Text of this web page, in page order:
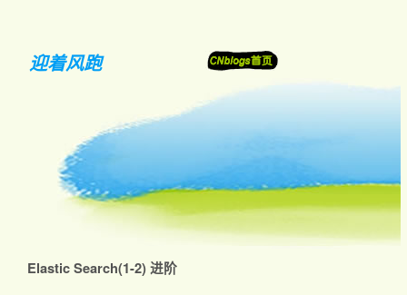
迎着风跑
Elastic Search(1-2) 进阶